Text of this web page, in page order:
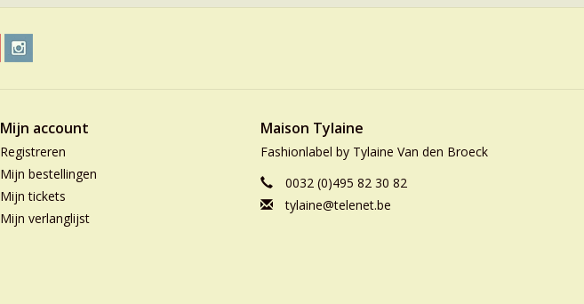
Mijn account
Registreren
Mijn bestellingen
Mijn tickets
Mijn verlanglijst
Maison Tylaine
Fashionlabel by Tylaine Van den Broeck
0032 (0)495 82 30 82
tylaine@telenet.be